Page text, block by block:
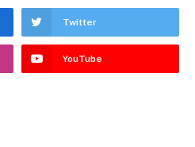
Twitter
YouTube